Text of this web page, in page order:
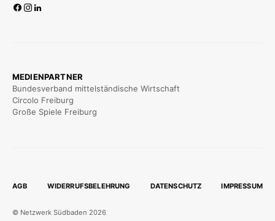
MEDIENPARTNER
Bundesverband mittelständische Wirtschaft
Circolo Freiburg
Große Spiele Freiburg
AGB WIDERRUFSBELEHRUNG DATENSCHUTZ IMPRESSUM
© Netzwerk Südbaden 2026